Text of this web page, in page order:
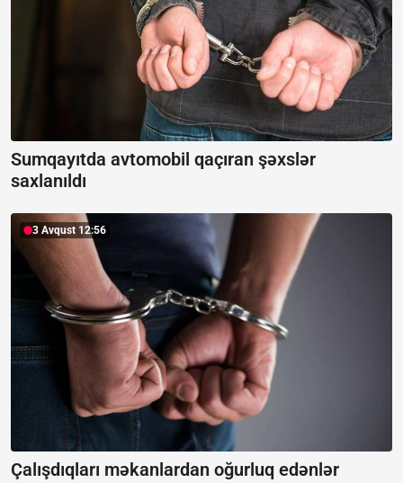
Sumqayıtda avtomobil qaçıran şəxslər
saxlanıldı
3 Avqust 12:56
Çalışdıqları məkanlardan oğurluq edənlər